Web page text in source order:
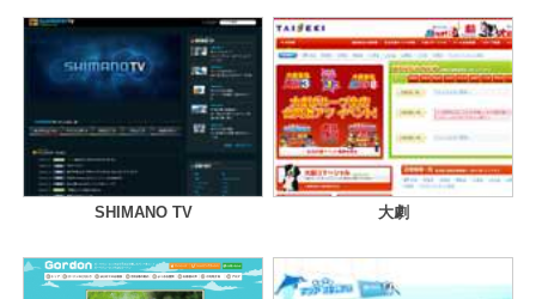
SHIMANO TV 大劇